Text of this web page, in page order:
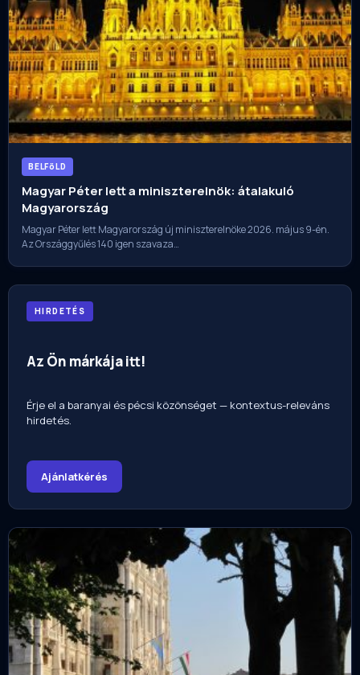
BELFöLD
Magyar Péter lett a miniszterelnök: átalakuló
Magyarország
Magyar Péter lett Magyarország új miniszterelnöke 2026. május 9-én.
Az Országgyűlés 140 igen szavaza…
HIRDETÉS
Az Ön márkája itt!
Érje el a baranyai és pécsi közönséget — kontextus-releváns
hirdetés.
Ajánlatkérés